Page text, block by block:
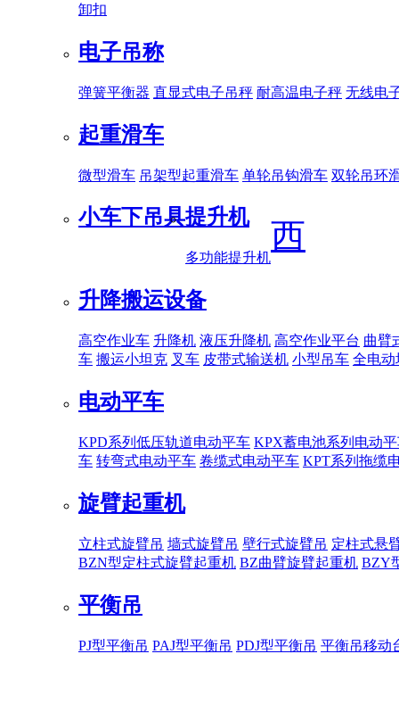
卸扣
电子吊称
弹簧平衡器 直显式电子吊秤 耐高温电子秤 无线电
起重滑车
微型滑车 吊架型起重滑车 单轮吊钩滑车 双轮吊环
小车下吊具提升机
多功能提升机
升降搬运设备
高空作业车 升降机 液压升降机 高空作业平台 曲臂
车 搬运小坦克 叉车 皮带式输送机 小型吊车 全电动
电动平车
KPD系列低压轨道电动平车 KPX蓄电池系列电动
车 转弯式电动平车 卷缆式电动平车 KPT系列拖缆
旋臂起重机
立柱式旋臂吊 墙式旋臂吊 壁行式旋臂吊 定柱式悬
BZN型定柱式旋臂起重机 BZ曲臂旋臂起重机 BZY
平衡吊
PJ型平衡吊 PAJ型平衡吊 PDJ型平衡吊 平衡吊移动
西